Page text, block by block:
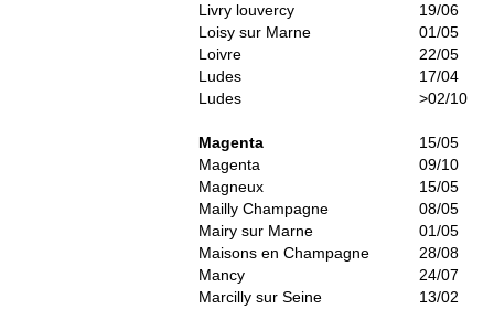
Livry louvercy
19/06
Loisy sur Marne
01/05
Loivre
22/05
Ludes
17/04
Ludes
>02/10
Magenta
15/05
Magenta
09/10
Magneux
15/05
Mailly Champagne
08/05
Mairy sur Marne
01/05
Maisons en Champagne
28/08
Mancy
24/07
Marcilly sur Seine
13/02